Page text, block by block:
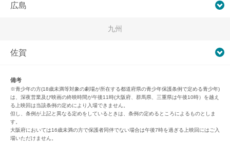
広島
九州
佐賀
備考
※青少年の方(18歳未満等対象の劇場が所在する都道府県の青少年保護条例で定める青少年)
は、深夜営業及び映画の終映時間が午後11時(大阪府、群馬県、三重県は午後10時）を越え
る上映回は当該条例の定めにより入場できません。
但し、条例が上記と異なる定めをしているときは、条例の定めるところによるものとしま
す。
大阪府においては16歳未満の方で保護者同伴でない場合は午後7時を過ぎる上映回にはご入
場いただけません。